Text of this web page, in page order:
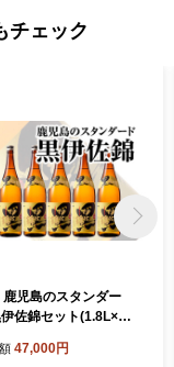
チェック
児島のスタンダー
伊佐錦セット(1.8L×6
島 本格芋焼酎 焼酎 芋
47,000円